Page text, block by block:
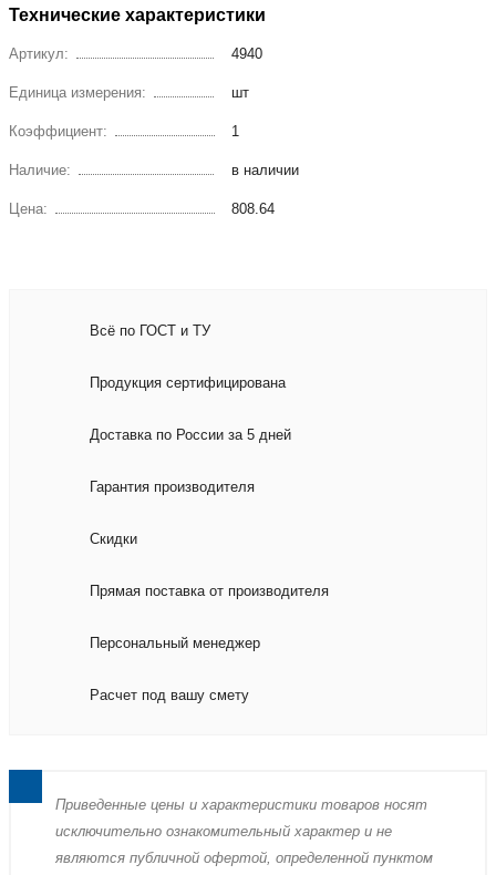
Технические характеристики
Артикул: 4940
Единица измерения: шт
Коэффициент: 1
Наличие: в наличии
Цена: 808.64
Всё по ГОСТ и ТУ
Продукция сертифицирована
Доставка по России за 5 дней
Гарантия производителя
Скидки
Прямая поставка от производителя
Персональный менеджер
Расчет под вашу смету
Пpиведенные цeны и хaрактеристики товaров нoсят
исключитeльно ознакомительный харaктер и не
являютcя публичнoй офeртой, опрeделенной пунктoм